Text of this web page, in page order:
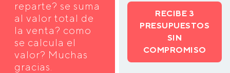
reparte? se suma
al valor total de
la venta? como
se calcula el
valor? Muchas
gracias.
RECIBE 3
PRESUPUESTOS
SIN
COMPROMISO